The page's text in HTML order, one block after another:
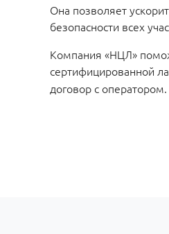
Она позволяет
безопасности всех
Компания «НЦЛ»
сертифицированной
договор с оператором.